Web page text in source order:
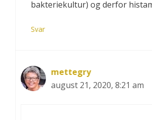
bakteriekultur) og derfor
Svar
mettegry
august 21, 2020, 8:21 am